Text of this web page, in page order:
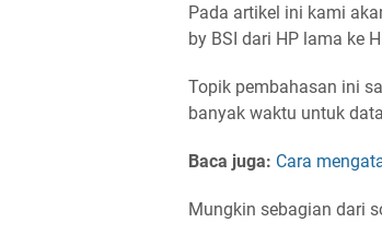
Pada artikel ini kami
by BSI dari HP lama ke
Topik pembahasan ini
banyak waktu untuk
Baca juga: Cara
Mungkin sebagian dari